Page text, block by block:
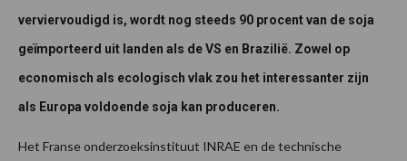
verviervoudigd is, wordt nog steeds 90 procent van de soja
geïmporteerd uit landen als de VS en Brazilië. Zowel op
economisch als ecologisch vlak zou het interessanter zijn
als Europa voldoende soja kan produceren.
Het Franse onderzoeksinstituut INRAE en de technische